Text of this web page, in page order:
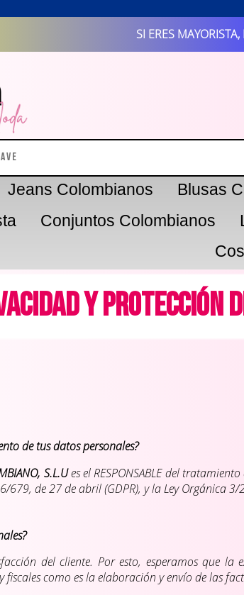
SI ERES
Jeans Colombianos Blusas
Conjuntos Colombianos
y Protección
de tus datos personales?
S.L.Ues el RESPONSABLE del
679, de 27 de abril (GDPR), y la Ley Orgánica
del cliente. Por esto, esperamos que
fiscales como es la elaboración y envío de las